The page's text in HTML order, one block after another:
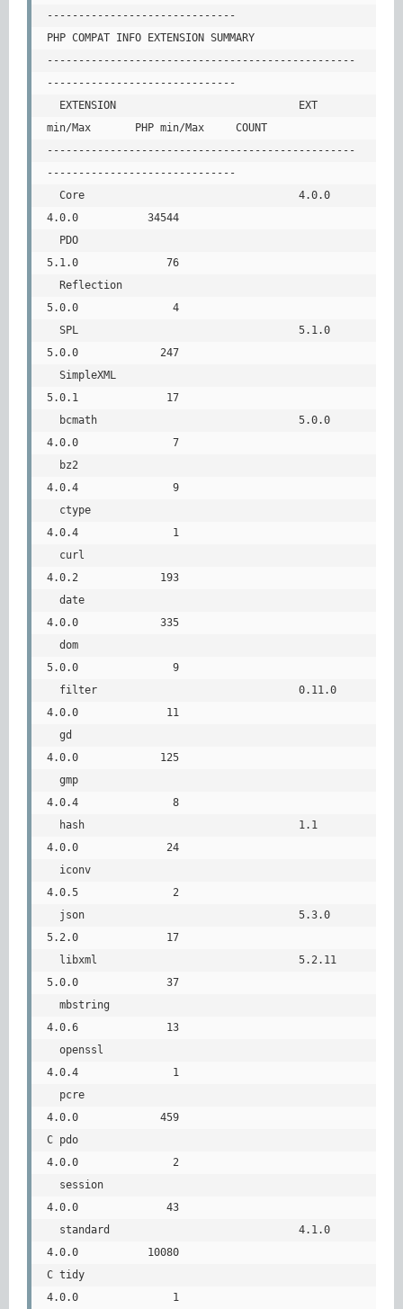
------------------------------
PHP COMPAT INFO EXTENSION SUMMARY
-------------------------------------------------
------------------------------
min/Max       PHP min/Max     COUNT
-------------------------------------------------
------------------------------
4.0.0           34544
5.1.0              76
5.0.0               4
5.0.0             247
5.0.1              17
4.0.0               7
4.0.4               9
4.0.4               1
4.0.2             193
4.0.0             335
5.0.0               9
4.0.0              11
4.0.0             125
4.0.4               8
4.0.0              24
4.0.5               2
5.2.0              17
5.0.0              37
4.0.6              13
4.0.4               1
4.0.0             459
C pdo
4.0.0               2
4.0.0              43
4.0.0           10080
C tidy
4.0.0               1